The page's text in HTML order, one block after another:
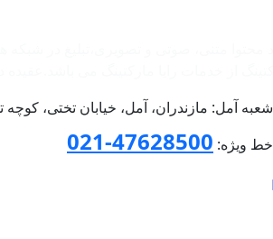
شعبه آمل: مازندران، آمل، خیابان تختی، کوچه توحید 4 پلاک 36،
خط ویژه: 47628500-021